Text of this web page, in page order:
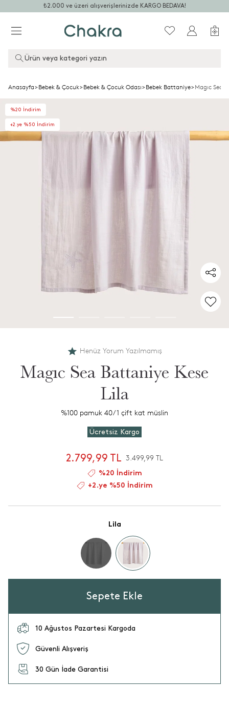
₺2.000 ve üzeri alışverişlerinizde KARGO BEDAVA!
Ürün veya kategori yazın
Anasayfa>Bebek & Çocuk>Bebek & Çocuk Odası>Bebek Battaniye>Magıc Sea
%20 İndirim
+2.ye %50 İndirim
Henüz Yorum Yazılmamış
Magıc Sea Battaniye Kese
Lila
%100 pamuk 40/1 çift kat müslin
Ücretsiz Kargo
2.799,99 TL 3.499,99 TL
%20 İndirim
+2.ye %50 İndirim
Lila
Sepete Ekle
10 Ağustos Pazartesi Kargoda
Güvenli Alışveriş
30 Gün İade Garantisi